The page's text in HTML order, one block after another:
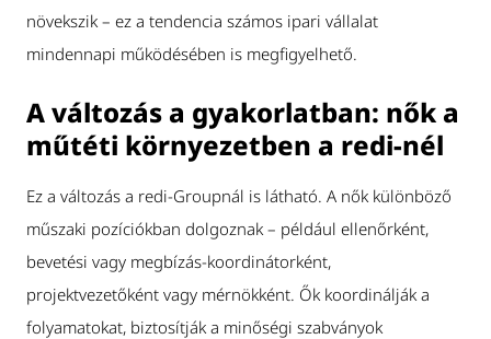
növekszik – ez a tendencia számos ipari vállalat
mindennapi működésében is megfigyelhető.
A változás a gyakorlatban: nők a
műtéti környezetben a redi-nél
Ez a változás a redi-Groupnál is látható. A nők különböző
műszaki pozíciókban dolgoznak – például ellenőrként,
bevetési vagy megbízás-koordinátorként,
projektvezetőként vagy mérnökként. Ők koordinálják a
folyamatokat, biztosítják a minőségi szabványok